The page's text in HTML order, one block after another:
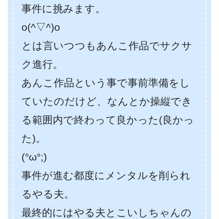
事件に挑みます。
o(^▽^)o
とは言いつつもあんこ作品でサクサ
ク進行。
あんこ作品という事で事前準備をし
ていたのだけど、なんとか操縦でき
る範囲内で終わって良かった(良かっ
た)。
(°ω°;)
事件が進む都度にメンタルを削られ
るやる夫。
最終的にはやる夫とこいしちゃんの